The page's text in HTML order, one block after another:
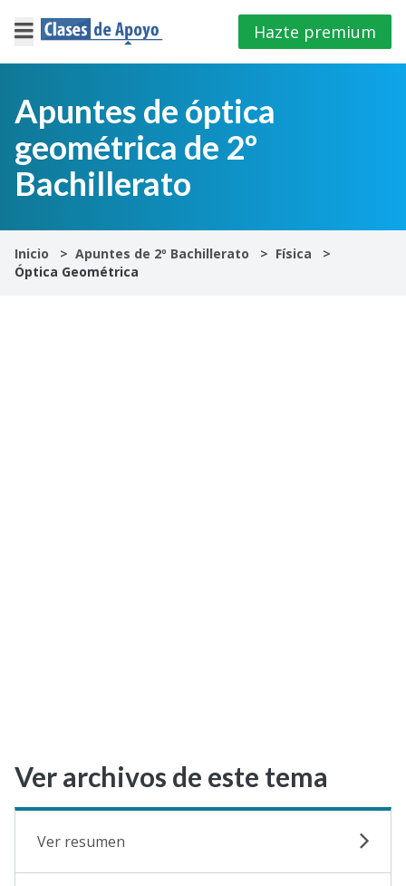
×
Iniciar
sesión
E.S.O
Hazte premium
Apuntes de óptica
geométrica de 2º
Bachillerato
Inicio Apuntes de 2º Bachillerato
Física
Óptica Geométrica
Ver archivos de este tema
Ver resumen